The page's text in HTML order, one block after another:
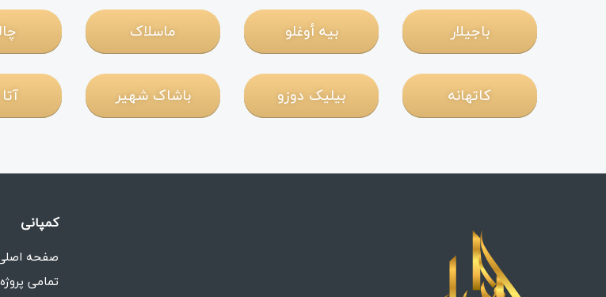
باجیلار بيه أوغلو ماسلاک
کاتهانه بیلیک دوزو باشاک شهیر
کمپانی
صفحه
تمامی